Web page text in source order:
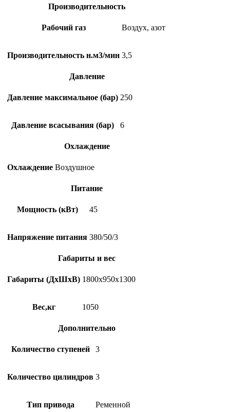
Производительность
Рабочий газ Воздух, азот
Производительность н.м3/мин 3,5
Давление
Давление максимальное (бар) 250
Давление всасывания (бар) 6
Охлаждение
Охлаждение Воздушное
Питание
Мощность (кВт) 45
Напряжение питания 380/50/3
Габариты и вес
Габариты (ДхШхВ) 1800х950х1300
Вес,кг 1050
Дополнительно
Количество ступеней 3
Количество цилиндров 3
Тип привода Ременной